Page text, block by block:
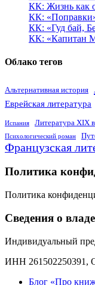
КК: Жизнь как
КК: «Поправки»
КК: «Гуд бай,
КК: «Капитан
Облако тегов
Альтернативная история
Еврейская литература
Испания Литература XIX
Психологический роман
Французская
Политика
Политика
Сведения о
Индивидуальный
ИНН 261502250391,
Блог «Про